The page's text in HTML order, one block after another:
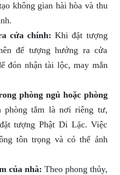
không gian hài hòa và thu
cửa chính: Khi đặt tượng
để tượng hướng ra cửa
đón nhận tài lộc, may mắn
phòng ngủ hoặc phòng
phòng tắm là nơi riêng tư,
tượng Phật Di Lặc. Việc
tôn trọng và có thể ảnh
của nhà: Theo phong thủy,